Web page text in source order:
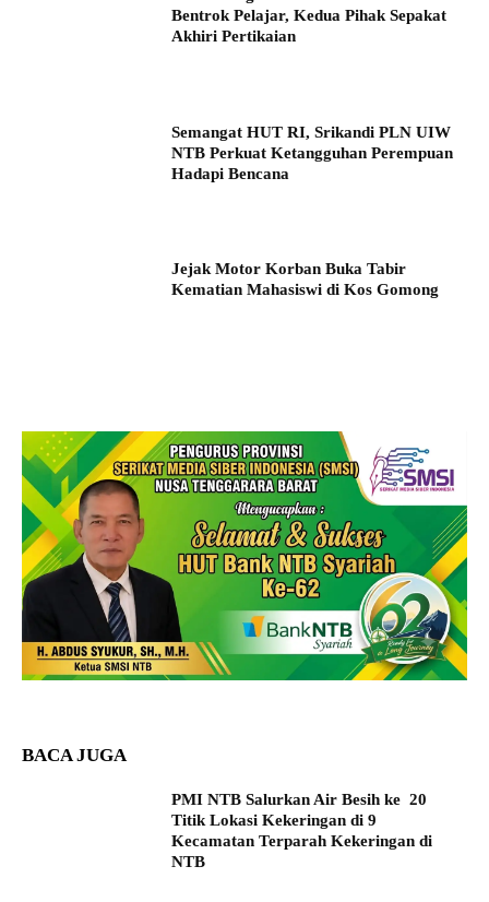
Bentrok Pelajar, Kedua Pihak Sepakat
Akhiri Pertikaian
Semangat HUT RI, Srikandi PLN UIW
NTB Perkuat Ketangguhan Perempuan
Hadapi Bencana
Jejak Motor Korban Buka Tabir
Kematian Mahasiswi di Kos Gomong
BACA JUGA
PMI NTB Salurkan Air Besih ke 20
Titik Lokasi Kekeringan di 9
Kecamatan Terparah Kekeringan di
NTB